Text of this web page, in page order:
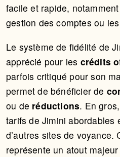
facile et rapide,
gestion des comptes ou
Le système de fidélité de
apprécié pour les crédits
parfois critiqué pour son
permet de bénéficier de
ou de réductions. En
tarifs de Jimini abordables
d’autres sites de voyance.
représente un atout